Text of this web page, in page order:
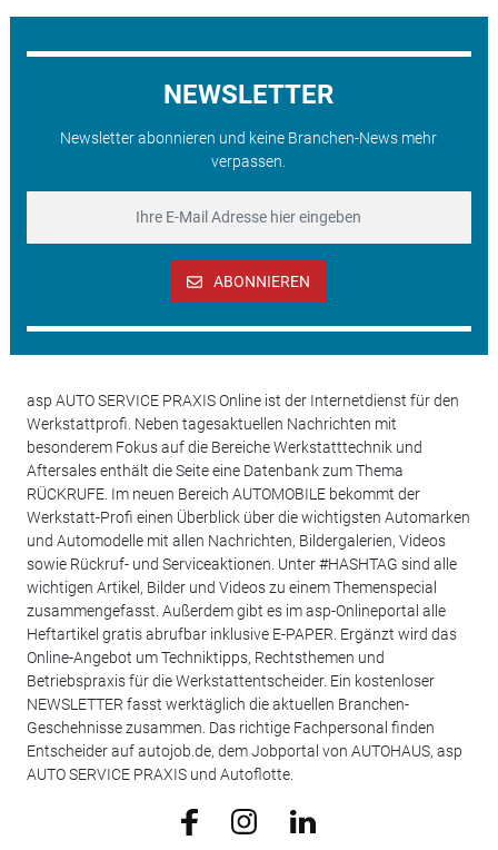
NEWSLETTER
Newsletter abonnieren und keine Branchen-News mehr
verpassen.
ABONNIEREN
asp AUTO SERVICE PRAXIS Online ist der Internetdienst für den
Werkstattprofi. Neben tagesaktuellen Nachrichten mit
besonderem Fokus auf die Bereiche Werkstatttechnik und
Aftersales enthält die Seite eine Datenbank zum Thema
RÜCKRUFE. Im neuen Bereich AUTOMOBILE bekommt der
Werkstatt-Profi einen Überblick über die wichtigsten Automarken
und Automodelle mit allen Nachrichten, Bildergalerien, Videos
sowie Rückruf- und Serviceaktionen. Unter #HASHTAG sind alle
wichtigen Artikel, Bilder und Videos zu einem Themenspecial
zusammengefasst. Außerdem gibt es im asp-Onlineportal alle
Heftartikel gratis abrufbar inklusive E-PAPER. Ergänzt wird das
Online-Angebot um Techniktipps, Rechtsthemen und
Betriebspraxis für die Werkstattentscheider. Ein kostenloser
NEWSLETTER fasst werktäglich die aktuellen Branchen-
Geschehnisse zusammen. Das richtige Fachpersonal finden
Entscheider auf autojob.de, dem Jobportal von AUTOHAUS, asp
AUTO SERVICE PRAXIS und Autoflotte.